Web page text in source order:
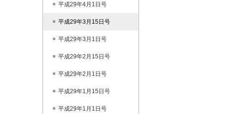
平成29年4月1日号
平成29年3月15日号
平成29年3月1日号
平成29年2月15日号
平成29年2月1日号
平成29年1月15日号
平成29年1月1日号